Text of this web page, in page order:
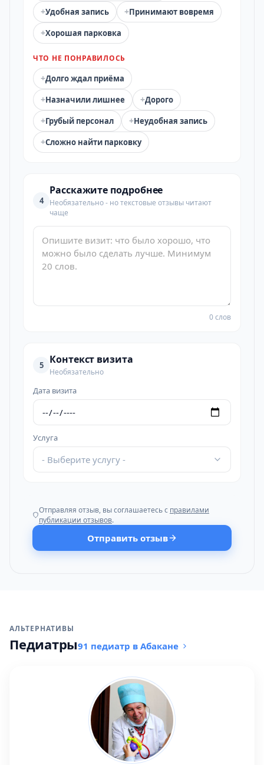
+Удобная запись +Принимают вовремя
+Хорошая парковка
ЧТО НЕ ПОНРАВИЛОСЬ
+Долго ждал приёма
+Назначили лишнее +Дорого
+Грубый персонал +Неудобная запись
+Сложно найти парковку
4
Расскажите подробнее
Необязательно - но текстовые отзывы читают
чаще
0 слов
5 Контекст визита
Необязательно
Дата визита
Услуга
- Выберите услугу -
Отправляя отзыв, вы соглашаетесь с правилами
публикации отзывов.
Отправить отзыв
АЛЬТЕРНАТИВЫ
Педиатры91 педиатр в Абакане